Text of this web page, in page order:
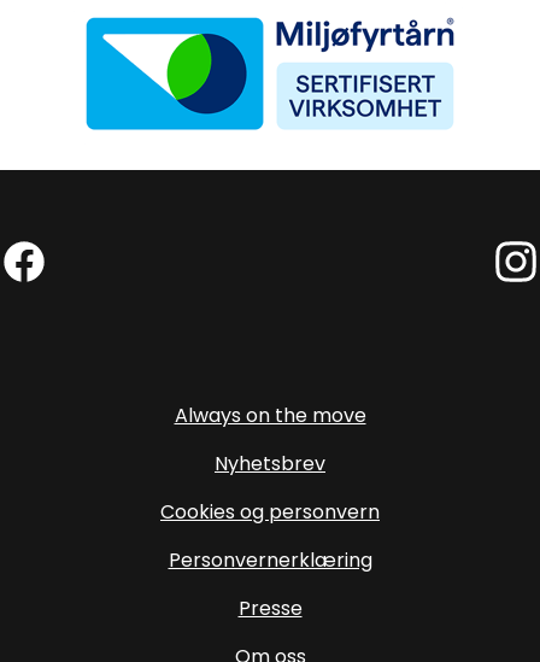
Miljøfyrtårn
Always on the move
Nyhetsbrev
Cookies og personvern
Personvernerklæring
Presse